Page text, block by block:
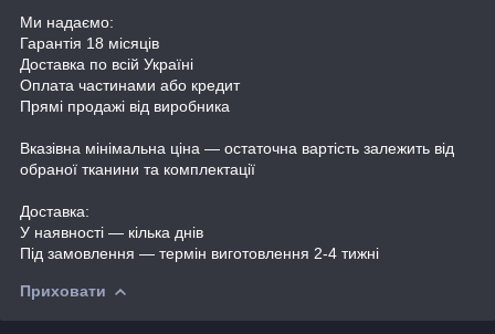
Ми надаємо:
Гарантія 18 місяців
Доставка по всій Україні
Оплата частинами або кредит
Прямі продажі від виробника
Вказівна мінімальна ціна — остаточна вартість залежить від
обраної тканини та комплектації
Доставка:
У наявності — кілька днів
Під замовлення — термін виготовлення 2-4 тижні
Приховати